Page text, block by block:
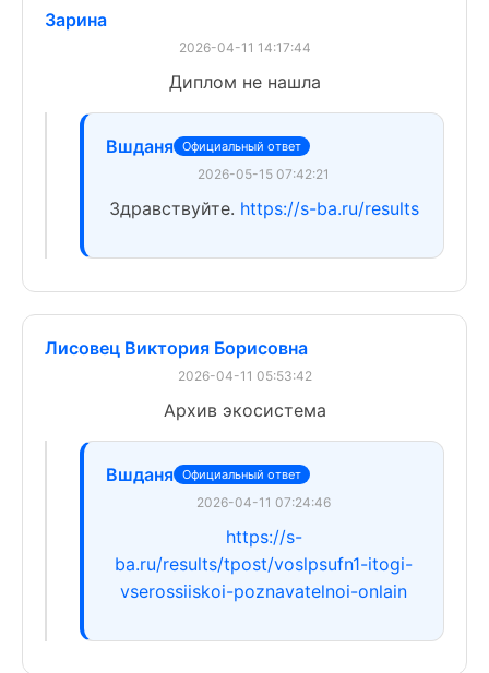
Зарина
2026-04-11 14:17:44
Диплом не нашла
Вшданя Официальный ответ
2026-05-15 07:42:21
Здравствуйте. https://s-ba.ru/results
Лисовец Виктория Борисовна
2026-04-11 05:53:42
Архив экосистема
Вшданя Официальный ответ
2026-04-11 07:24:46
https://s-
ba.ru/results/tpost/voslpsufn1-itogi-
vserossiiskoi-poznavatelnoi-onlain